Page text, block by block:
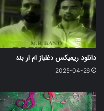
دانلود ریمیکس دغلباز ام ار بند
2025-04-26